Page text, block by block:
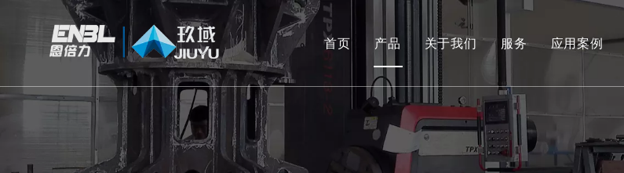
首页 产品
环保和可再生能源抓取系列
工程液压抓斗系列
环保料斗
关于我们 服务 应用案例